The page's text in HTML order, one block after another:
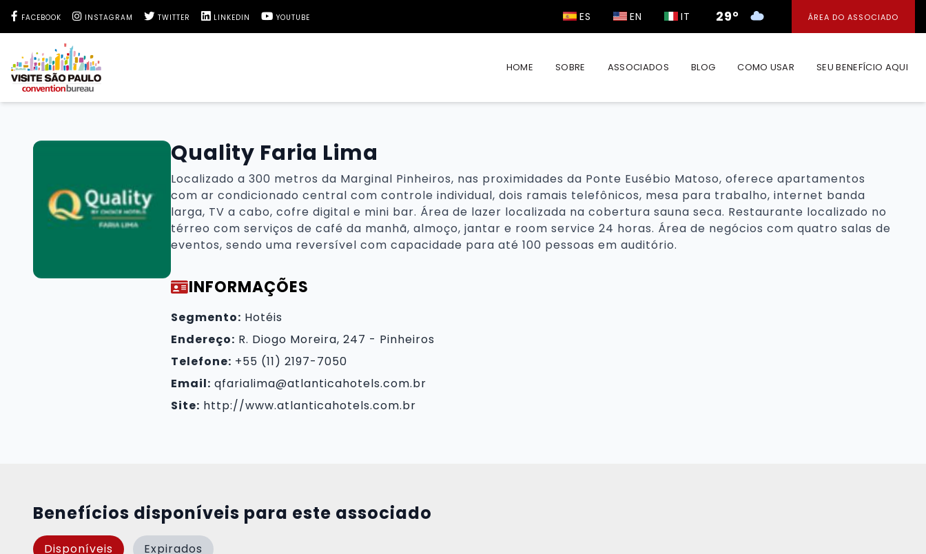
FACEBOOK
Facebook Visite São Paulo
INSTAGRAM
Instagram Visite São Paulo
TWITTER
Twitter Visite São Paulo
LINKEDIN
LinkedIn Visite São Paulo
YOUTUBE
YouTube Visite São Paulo ES EN IT 29° ÁREA DO ASSOCIADO
HOME SOBRE ASSOCIADOS BLOG COMO USAR SEU BENEFÍCIO AQUI
Quality Faria Lima
Localizado a 300 metros da Marginal Pinheiros, nas proximidades da Ponte Eusébio Matoso, oferece apartamentos
com ar condicionado central com controle individual, dois ramais telefônicos, mesa para trabalho, internet banda
larga, TV a cabo, cofre digital e mini bar. Área de lazer localizada na cobertura sauna seca. Restaurante localizado no
térreo com serviços de café da manhã, almoço, jantar e room service 24 horas. Área de negócios com quatro salas de
eventos, sendo uma reversível com capacidade para até 100 pessoas em auditório.
INFORMAÇÕES
Segmento: Hotéis
Endereço: R. Diogo Moreira, 247 - Pinheiros
Telefone: +55 (11) 2197-7050
Email: qfarialima@atlanticahotels.com.br
Site: http://www.atlanticahotels.com.br
Benefícios disponíveis para este associado
Disponíveis Expirados